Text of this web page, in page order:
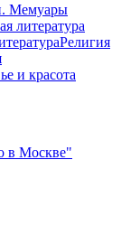
Мемуары
литература
Религия
и красота
в Москве"